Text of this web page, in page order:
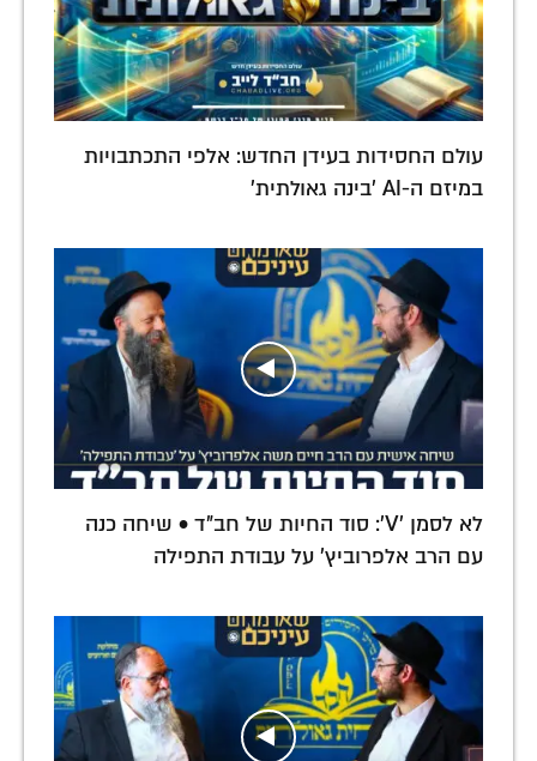
עולם החסידות בעידן החדש: אלפי התכתבויות
במיזם ה-AI 'בינה גאולתית'
לא לסמן 'V': סוד החיות של חב"ד • שיחה כנה
עם הרב אלפרוביץ' על עבודת התפילה